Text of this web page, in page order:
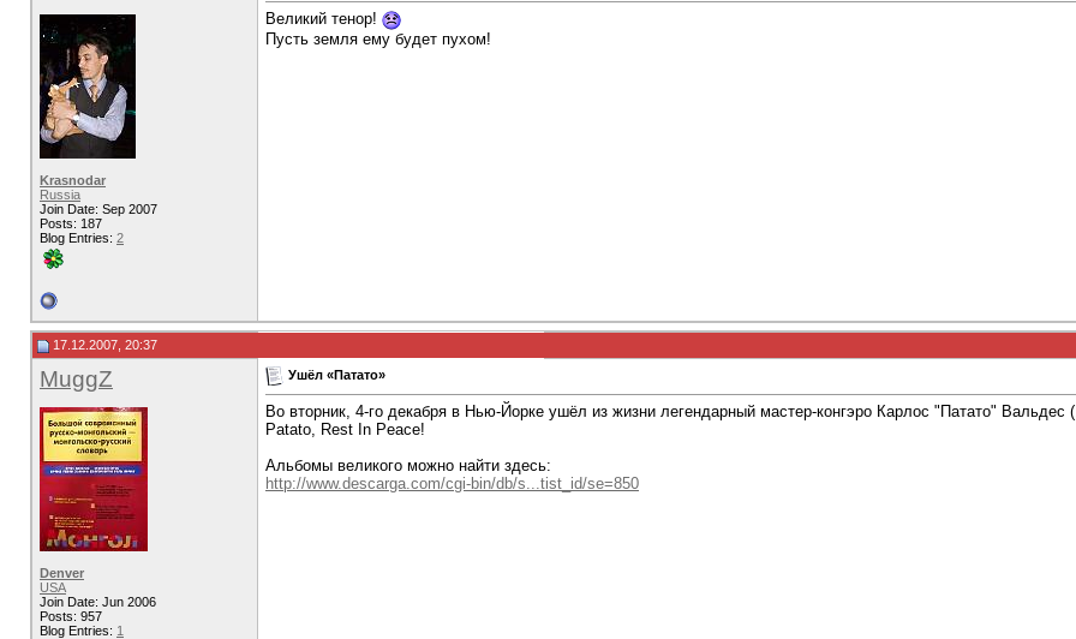
Krasnodar
Russia
Join Date: Sep 2007
Posts: 187
Blog Entries: 2
Великий тенор!
Пусть земля ему будет пухом!
17.12.2007, 20:37
MuggZ
Denver
USA
Join Date: Jun 2006
Posts: 957
Blog Entries: 1
Ушёл «Патато»
Во вторник, 4-го декабря в Нью-Йорке ушёл из жизни легендарный мастер-конгэро Карлос "Патато" Вальдес
Patato, Rest In Peace!
Альбомы великого можно найти здесь:
http://www.descarga.com/cgi-bin/db/s...tist_id/se=850